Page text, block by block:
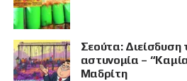
Σεούτα: Διείσδυση
αστυνομία –
Μαδρίτη